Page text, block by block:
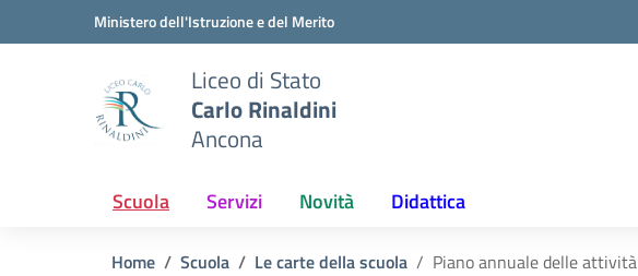
Vai ai contenuti
Vai al menu di navigazioneMinistero dell'Istruzione e del Merito
Liceo di Stato
Carlo Rinaldini
Ancona
Scuola Servizi Novità Didattica
Home Scuola Le carte della scuola Piano annuale delle attività